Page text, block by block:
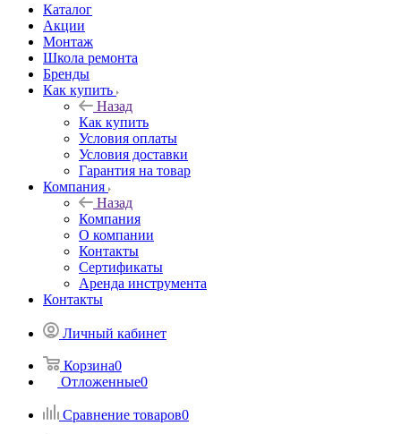
Каталог
Акции
Монтаж
Школа ремонта
Бренды
Как купить
Назад
Как купить
Условия оплаты
Условия доставки
Гарантия на товар
Компания
Назад
Компания
О компании
Контакты
Сертификаты
Аренда инструмента
Контакты
Личный кабинет
Корзина0
Отложенные0
Сравнение товаров0